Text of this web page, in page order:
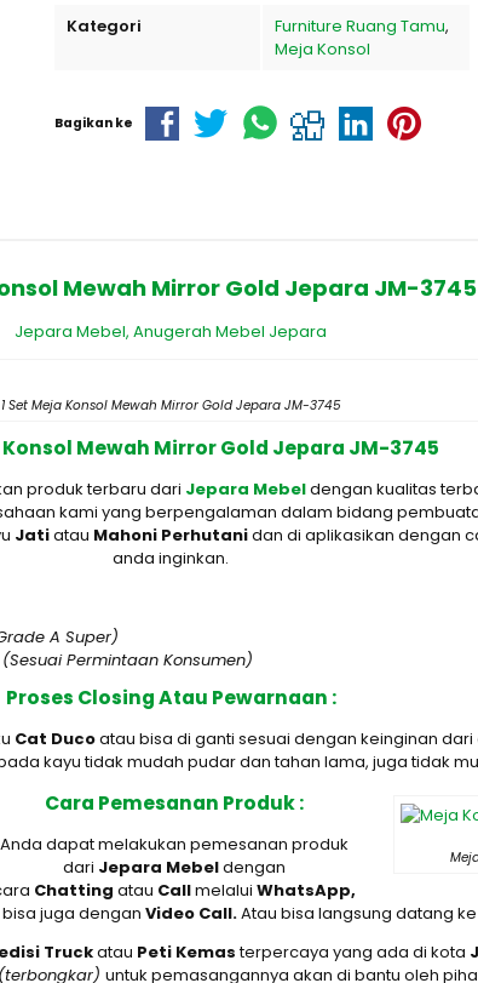
Kategori
Furniture Ruang Tamu,
Meja Konsol
Bagikan ke
Mewah Mirror Gold Jepara JM-3745
Jepara Mebel, Anugerah Mebel Jepara
1 Set Meja Konsol Mewah Mirror Gold Jepara JM-3745
Konsol Mewah Mirror Gold Jepara JM-3745
produk terbaru dari Jepara Mebeldengan kualitas
kami yang berpengalaman dalam bidang
Jatiatau Mahoni Perhutanidan di aplikasikan dengan
anda inginkan.
A Super)
(Sesuai Permintaan Konsumen)
Proses Closing Atau Pewarnaan :
Cat Ducoatau bisa di ganti sesuai dengan keinginan
kayu tidak mudah pudar dan tahan lama, juga tidak
Cara Pemesanan Produk :
Anda dapat melakukan pemesanan produk
dari Jepara Mebeldengan
Chatting atau Callmelalui WhatsApp,
juga dengan Video Call.Atau bisa langsung datang ke
Truckatau Peti Kemasterpercaya yang ada di kota
(terbongkar) untuk pemasangannya akan di bantu oleh